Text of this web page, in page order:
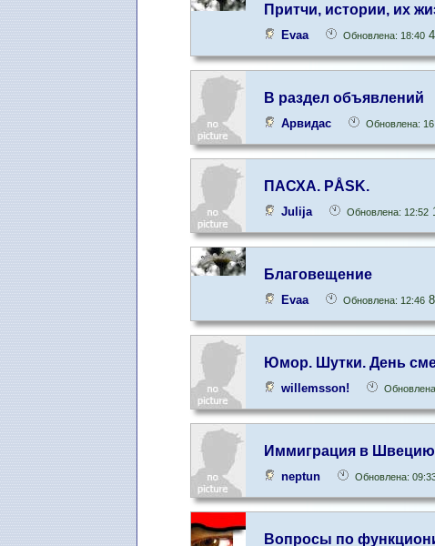
Притчи, истории, их
Evaa Обновлена: 18:404
В раздел объявлений
Арвидас Обновлена:
ПАСХА. PÅSK.
Julija Обновлена: 12:52
Благовещение
Evaa Обновлена: 12:468
Юмор. Шутки. День
willemsson!
Иммиграция в Швецию
neptun Обновлена:
Вопросы по